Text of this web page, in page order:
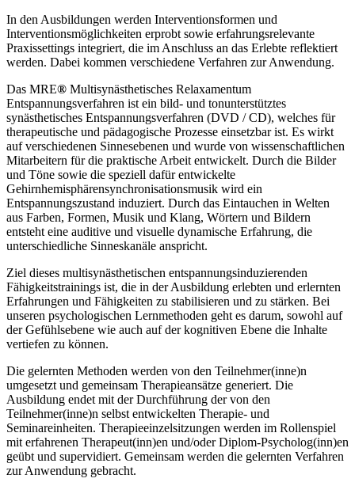
In den Ausbildungen werden Interventionsformen und
Interventionsmöglichkeiten erprobt sowie erfahrungsrelevante
Praxissettings integriert, die im Anschluss an das Erlebte reflektiert
werden. Dabei kommen verschiedene Verfahren zur Anwendung.
Das MRE® Multisynästhetisches Relaxamentum
Entspannungsverfahren ist ein bild- und tonunterstütztes
synästhetisches Entspannungsverfahren (DVD / CD), welches für
therapeutische und pädagogische Prozesse einsetzbar ist. Es wirkt
auf verschiedenen Sinnesebenen und wurde von wissenschaftlichen
Mitarbeitern für die praktische Arbeit entwickelt. Durch die Bilder
und Töne sowie die speziell dafür entwickelte
Gehirnhemisphärensynchronisationsmusik wird ein
Entspannungszustand induziert. Durch das Eintauchen in Welten
aus Farben, Formen, Musik und Klang, Wörtern und Bildern
entsteht eine auditive und visuelle dynamische Erfahrung, die
unterschiedliche Sinneskanäle anspricht.
Ziel dieses multisynästhetischen entspannungsinduzierenden
Fähigkeitstrainings ist, die in der Ausbildung erlebten und erlernten
Erfahrungen und Fähigkeiten zu stabilisieren und zu stärken. Bei
unseren psychologischen Lernmethoden geht es darum, sowohl auf
der Gefühlsebene wie auch auf der kognitiven Ebene die Inhalte
vertiefen zu können.
Die gelernten Methoden werden von den Teilnehmer(inne)n
umgesetzt und gemeinsam Therapieansätze generiert. Die
Ausbildung endet mit der Durchführung der von den
Teilnehmer(inne)n selbst entwickelten Therapie- und
Seminareinheiten. Therapieeinzelsitzungen werden im Rollenspiel
mit erfahrenen Therapeut(inn)en und/oder Diplom-Psycholog(inn)en
geübt und supervidiert. Gemeinsam werden die gelernten Verfahren
zur Anwendung gebracht.